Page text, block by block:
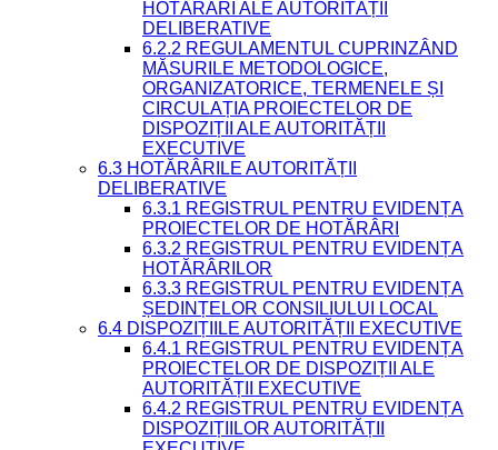
HOTĂRÂRI ALE AUTORITĂȚII
DELIBERATIVE
6.2.2 REGULAMENTUL CUPRINZÂND
MĂSURILE METODOLOGICE,
ORGANIZATORICE, TERMENELE ȘI
CIRCULAȚIA PROIECTELOR DE
DISPOZIȚII ALE AUTORITĂȚII
EXECUTIVE
6.3 HOTĂRÂRILE AUTORITĂȚII
DELIBERATIVE
6.3.1 REGISTRUL PENTRU EVIDENȚA
PROIECTELOR DE HOTĂRÂRI
6.3.2 REGISTRUL PENTRU EVIDENȚA
HOTĂRÂRILOR
6.3.3 REGISTRUL PENTRU EVIDENȚA
ȘEDINȚELOR CONSILIULUI LOCAL
6.4 DISPOZIȚIILE AUTORITĂȚII EXECUTIVE
6.4.1 REGISTRUL PENTRU EVIDENȚA
PROIECTELOR DE DISPOZIȚII ALE
AUTORITĂȚII EXECUTIVE
6.4.2 REGISTRUL PENTRU EVIDENȚA
DISPOZIȚIILOR AUTORITĂȚII